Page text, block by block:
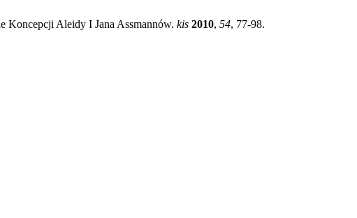
Aleidy I Jana Assmannów. kis 2010, 54, 77-98.